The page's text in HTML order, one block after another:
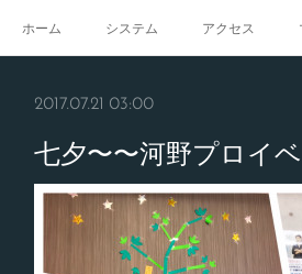
ホーム システム アクセス
2017.07.21 03:00
七夕〜〜河野プロイ